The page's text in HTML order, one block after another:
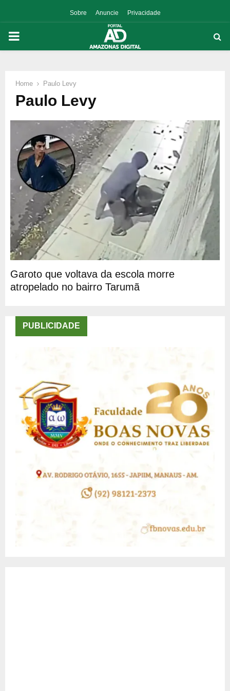
Sobre Anuncie Privacidade
PRIMARY
Home Paulo Levy
Paulo Levy
Garoto que voltava da escola morre
atropelado no bairro Tarumã
PUBLICIDADE